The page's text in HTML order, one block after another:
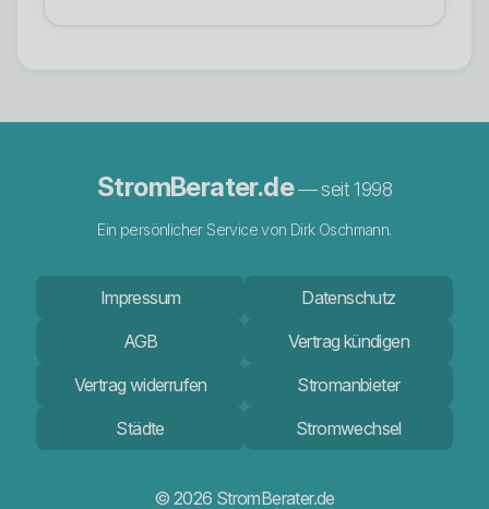
StromBerater.de— seit 1998
Ein persönlicher Service von Dirk Oschmann.
Impressum
Datenschutz
AGB
Vertrag kündigen
Vertrag widerrufen
Stromanbieter
Städte
Stromwechsel
© 2026 StromBerater.de